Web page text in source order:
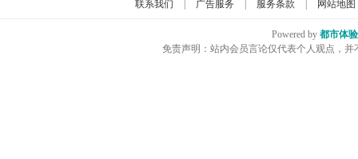
联系我们 广告服务 服务条款 网站地图
Powered by 都市体
免责声明：站内会员言论仅代表个人观点，